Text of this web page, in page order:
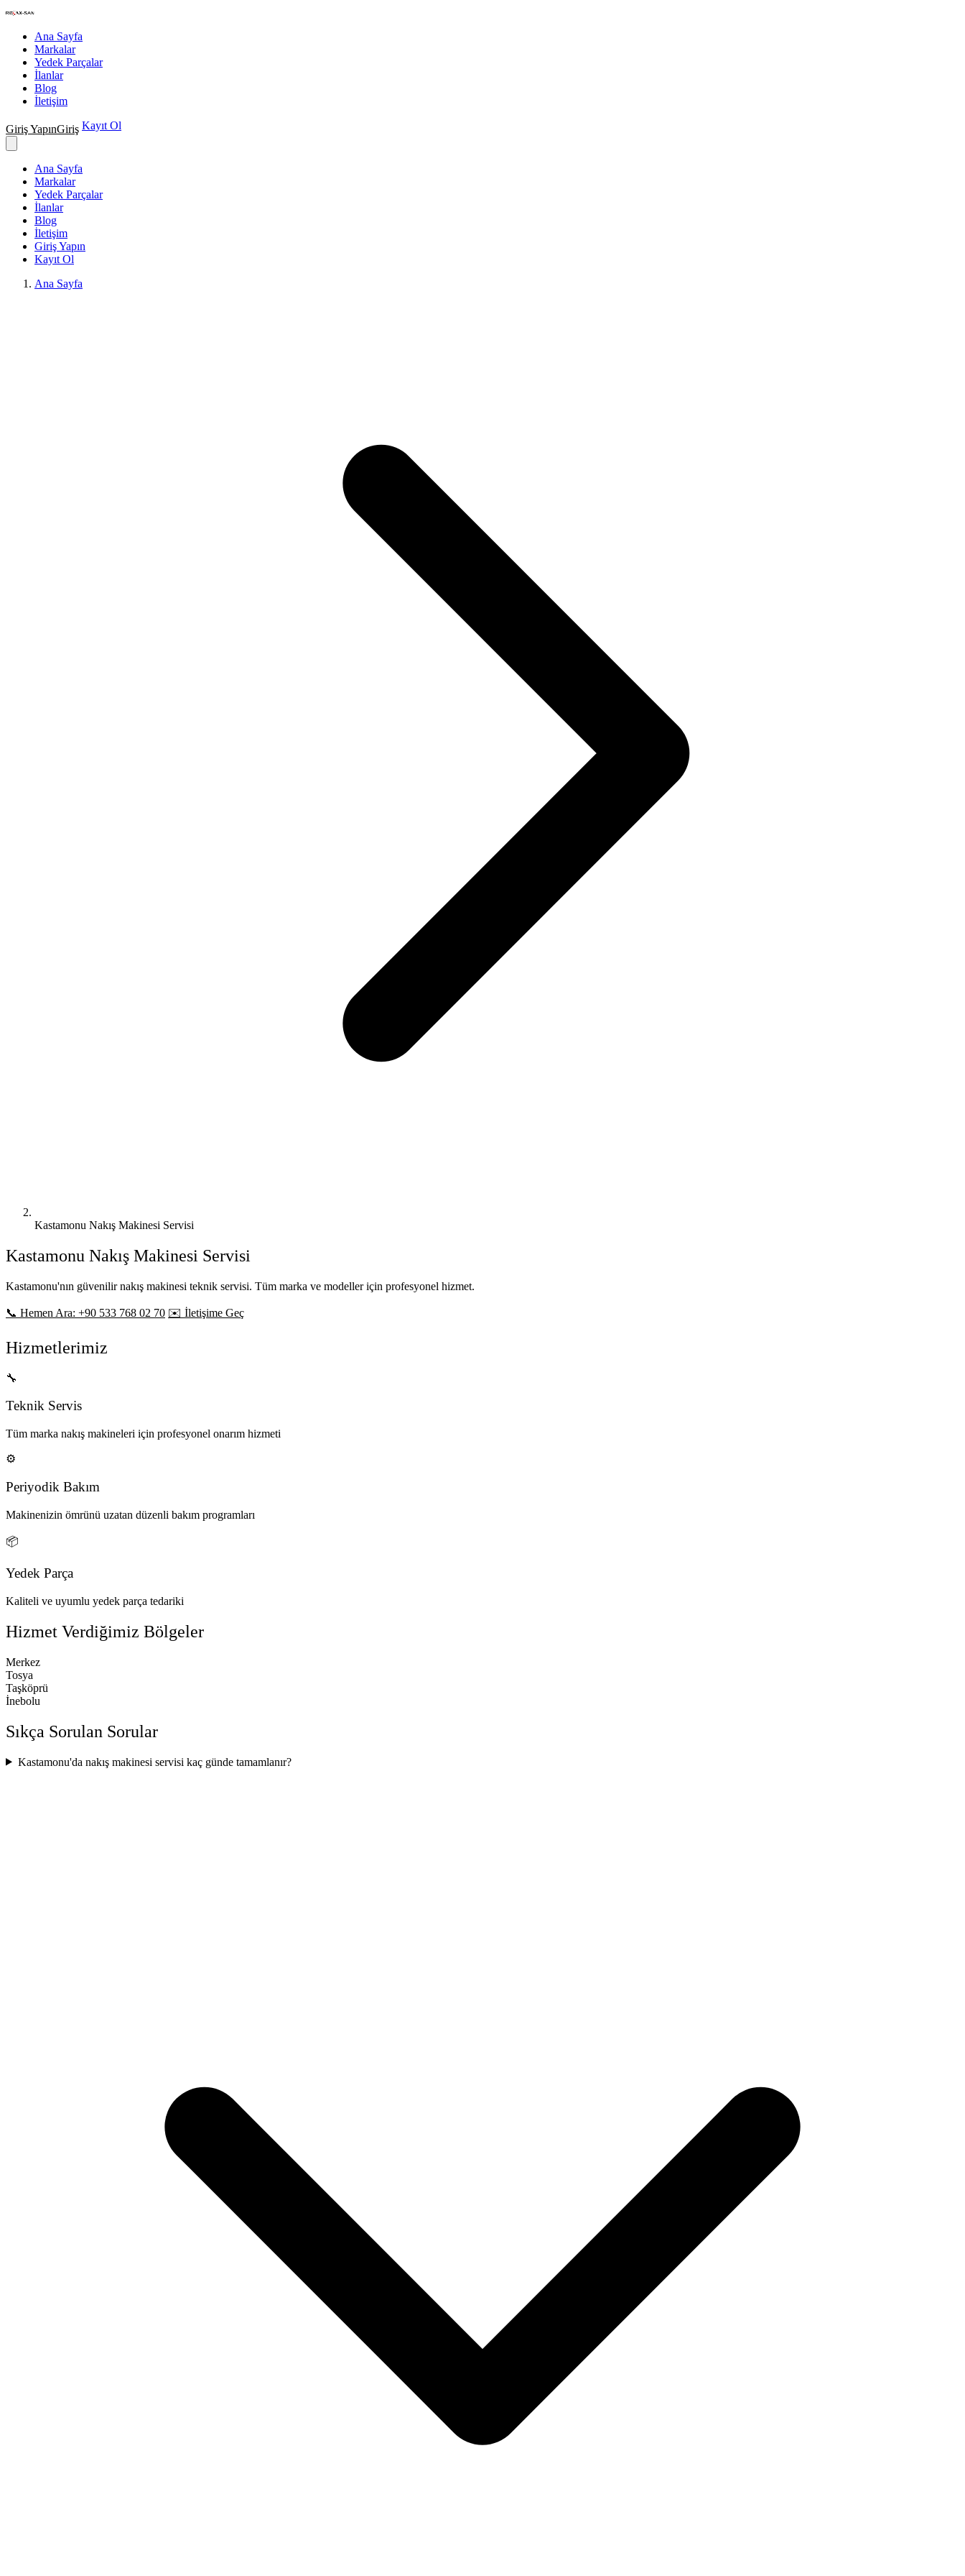
Nakış Makineleri Teknik Servisi
Ana Sayfa
Markalar
Yedek Parçalar
İlanlar
Blog
İletişim
Giriş YapınGiriş Kayıt Ol
Ana Sayfa
Markalar
Yedek Parçalar
İlanlar
Blog
İletişim
Giriş Yapın
Kayıt Ol
Ana Sayfa
Kastamonu Nakış Makinesi Servisi
Kastamonu Nakış Makinesi Servisi
Kastamonu'nın güvenilir nakış makinesi teknik servisi. Tüm marka ve modeller için profesyonel hizmet.
📞 Hemen Ara: +90 533 768 02 70 ✉️ İletişime Geç
Hizmetlerimiz
🔧
Teknik Servis
Tüm marka nakış makineleri için profesyonel onarım hizmeti
⚙️
Periyodik Bakım
Makinenizin ömrünü uzatan düzenli bakım programları
📦
Yedek Parça
Kaliteli ve uyumlu yedek parça tedariki
Hizmet Verdiğimiz Bölgeler
Merkez
Tosya
Taşköprü
İnebolu
Sıkça Sorulan Sorular
Kastamonu'da nakış makinesi servisi kaç günde tamamlanır?